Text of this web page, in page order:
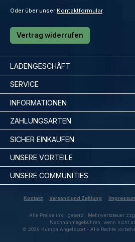
Oder über unser Kontaktformular.
Vertrag widerrufen
LADENGESCHÄFT
SERVICE
INFORMATIONEN
ZAHLUNGSARTEN
SICHER EINKAUFEN
UNSERE VORTEILE
UNSERE COMMUNITIES
Kontakt Versand und Zahlung
Alle Preise inkl. gesetzl. Mehrwertsteuer
Nachnahmegebühren, wenn nicht
© 2026 Kumpa Angelsport - Alle Rechte